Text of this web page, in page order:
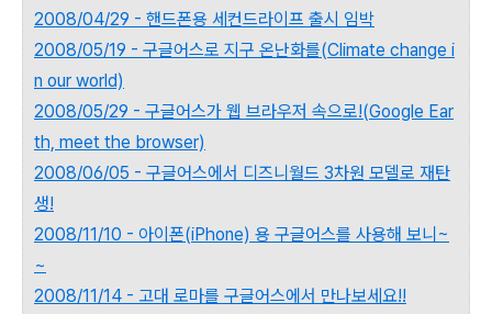
2008/04/29 - 핸드폰용 세컨드라이프 출시 임박
2008/05/19 - 구글어스로 지구 온난화를(Climate change i
n our world)
2008/05/29 - 구글어스가 웹 브라우저 속으로!(Google Ear
th, meet the browser)
2008/06/05 - 구글어스에서 디즈니월드 3차원 모델로 재탄
생!
2008/11/10 - 아이폰(iPhone) 용 구글어스를 사용해 보니~
~
2008/11/14 - 고대 로마를 구글어스에서 만나보세요!!